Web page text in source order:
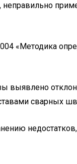
«Методика
выявлено
сварных